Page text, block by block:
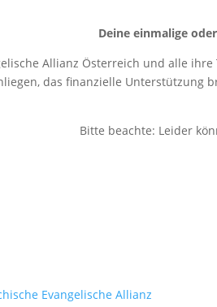
Deine einmalige
Allianz Österreich und alle
das finanzielle Unterstützung
Bitte beachte: Leider